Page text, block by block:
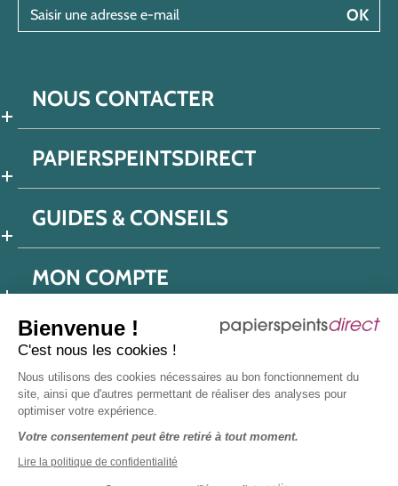
Bienvenue !
C'est nous les cookies !
Nous utilisons des cookies nécessaires au bon fonctionnement du
site, ainsi que d'autres permettant de réaliser des analyses pour
optimiser votre expérience.
Votre consentement peut être retiré à tout moment.
Lire la politique de confidentialité
OK
NOUS CONTACTER
PAPIERSPEINTSDIRECT
GUIDES & CONSEILS
MON COMPTE
Politique de confidentialité
Mentions légales
Protection données réseaux sociaux
Déclaration d'accessibilité